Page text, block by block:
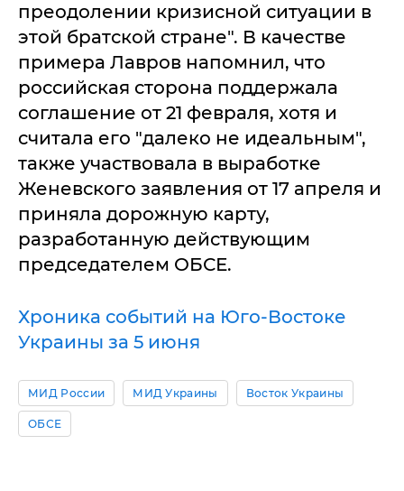
преодолении кризисной ситуации в
этой братской стране". В качестве
примера Лавров напомнил, что
российская сторона поддержала
соглашение от 21 февраля, хотя и
считала его "далеко не идеальным",
также участвовала в выработке
Женевского заявления от 17 апреля и
приняла дорожную карту,
разработанную действующим
председателем ОБСЕ.
Хроника событий на Юго-Востоке
Украины за 5 июня
МИД России МИД Украины Восток Украины
ОБСЕ